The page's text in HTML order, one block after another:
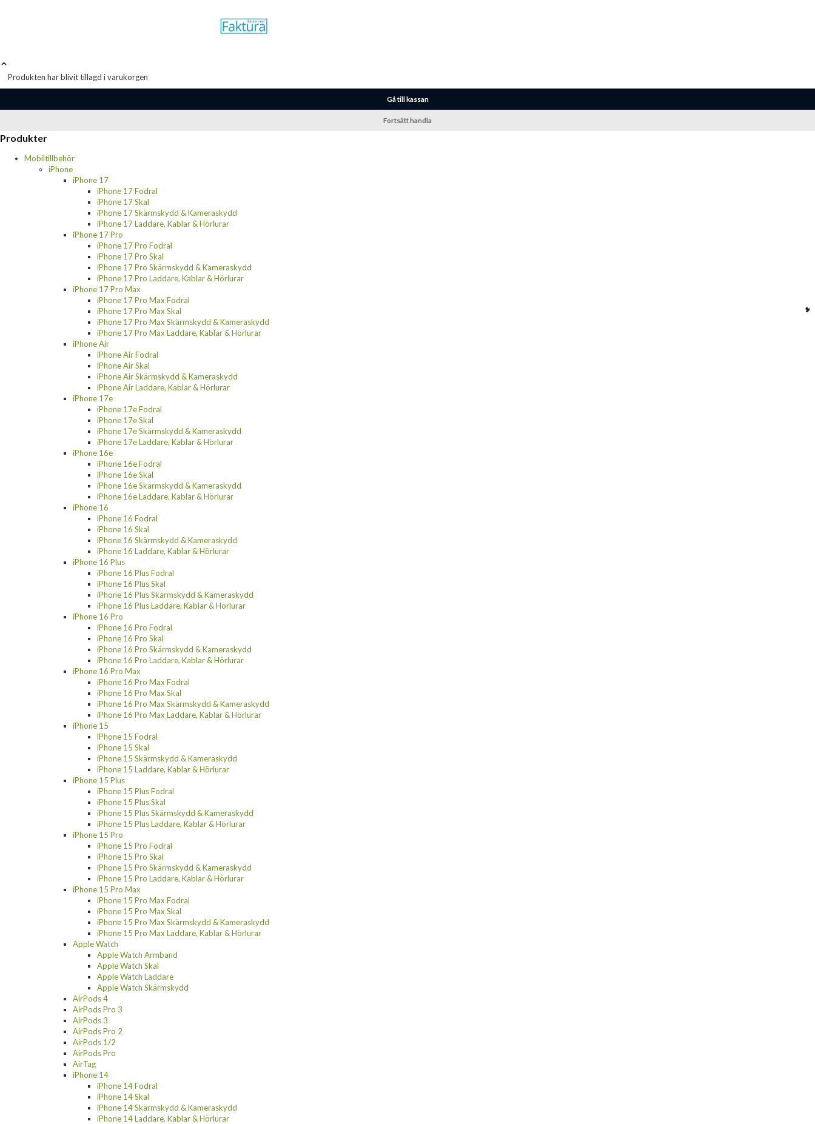
Produkten har blivit tillagd i varukorgen
Gå till kassan
Fortsätt handla
Produkter
Mobiltillbehör
iPhone
iPhone 17
iPhone 17 Fodral
iPhone 17 Skal
iPhone 17 Skärmskydd & Kameraskydd
iPhone 17 Laddare, Kablar & Hörlurar
iPhone 17 Pro
iPhone 17 Pro Fodral
iPhone 17 Pro Skal
iPhone 17 Pro Skärmskydd & Kameraskydd
iPhone 17 Pro Laddare, Kablar & Hörlurar
iPhone 17 Pro Max
iPhone 17 Pro Max Fodral
iPhone 17 Pro Max Skal
iPhone 17 Pro Max Skärmskydd & Kameraskydd
iPhone 17 Pro Max Laddare, Kablar & Hörlurar
iPhone Air
iPhone Air Fodral
iPhone Air Skal
iPhone Air Skärmskydd & Kameraskydd
iPhone Air Laddare, Kablar & Hörlurar
iPhone 17e
iPhone 17e Fodral
iPhone 17e Skal
iPhone 17e Skärmskydd & Kameraskydd
iPhone 17e Laddare, Kablar & Hörlurar
iPhone 16e
iPhone 16e Fodral
iPhone 16e Skal
iPhone 16e Skärmskydd & Kameraskydd
iPhone 16e Laddare, Kablar & Hörlurar
iPhone 16
iPhone 16 Fodral
iPhone 16 Skal
iPhone 16 Skärmskydd & Kameraskydd
iPhone 16 Laddare, Kablar & Hörlurar
iPhone 16 Plus
iPhone 16 Plus Fodral
iPhone 16 Plus Skal
iPhone 16 Plus Skärmskydd & Kameraskydd
iPhone 16 Plus Laddare, Kablar & Hörlurar
iPhone 16 Pro
iPhone 16 Pro Fodral
iPhone 16 Pro Skal
iPhone 16 Pro Skärmskydd & Kameraskydd
iPhone 16 Pro Laddare, Kablar & Hörlurar
iPhone 16 Pro Max
iPhone 16 Pro Max Fodral
iPhone 16 Pro Max Skal
iPhone 16 Pro Max Skärmskydd & Kameraskydd
iPhone 16 Pro Max Laddare, Kablar & Hörlurar
iPhone 15
iPhone 15 Fodral
iPhone 15 Skal
iPhone 15 Skärmskydd & Kameraskydd
iPhone 15 Laddare, Kablar & Hörlurar
iPhone 15 Plus
iPhone 15 Plus Fodral
iPhone 15 Plus Skal
iPhone 15 Plus Skärmskydd & Kameraskydd
iPhone 15 Plus Laddare, Kablar & Hörlurar
iPhone 15 Pro
iPhone 15 Pro Fodral
iPhone 15 Pro Skal
iPhone 15 Pro Skärmskydd & Kameraskydd
iPhone 15 Pro Laddare, Kablar & Hörlurar
iPhone 15 Pro Max
iPhone 15 Pro Max Fodral
iPhone 15 Pro Max Skal
iPhone 15 Pro Max Skärmskydd & Kameraskydd
iPhone 15 Pro Max Laddare, Kablar & Hörlurar
Apple Watch
Apple Watch Armband
Apple Watch Skal
Apple Watch Laddare
Apple Watch Skärmskydd
AirPods 4
AirPods Pro 3
AirPods 3
AirPods Pro 2
AirPods 1/2
AirPods Pro
AirTag
iPhone 14
iPhone 14 Fodral
iPhone 14 Skal
iPhone 14 Skärmskydd & Kameraskydd
iPhone 14 Laddare, Kablar & Hörlurar